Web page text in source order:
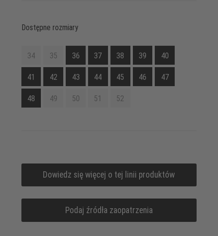
Dostępne rozmiary
34 35 36 37 38 39 40
41 42 43 44 45 46 47
48 49 50 51 52
Dowiedz się więcej o tej linii produktów
Podaj źródła zaopatrzenia